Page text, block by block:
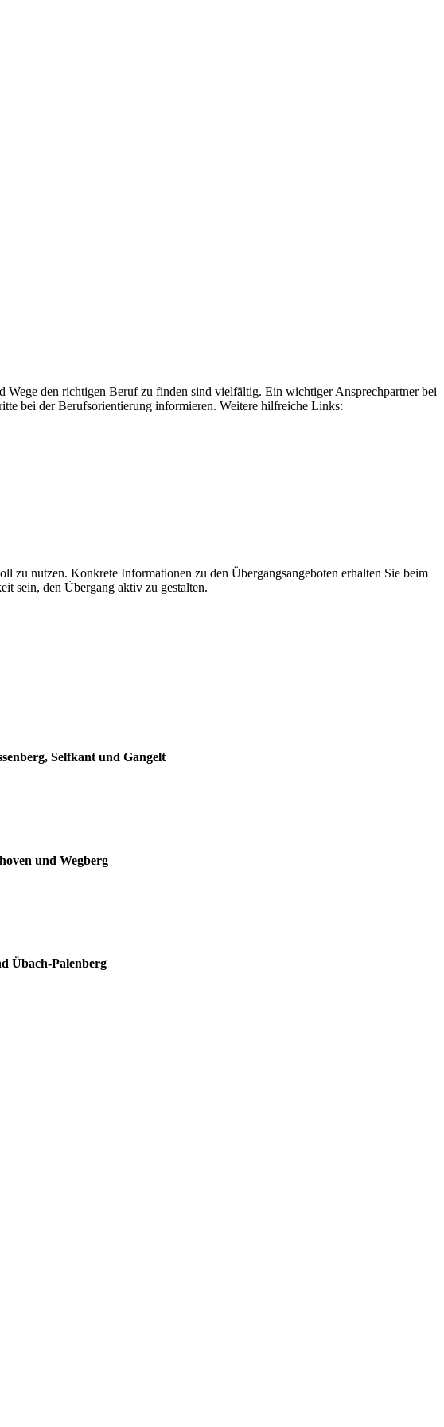
den richtigen Beruf zu finden sind vielfältig. Ein wichtiger Ansprechpartner bei
bei der Berufsorientierung informieren. Weitere hilfreiche Links:
zu nutzen. Konkrete Informationen zu den Übergangsangeboten erhalten Sie beim
sein, den Übergang aktiv zu gestalten.
Selfkant und Gangelt
und Wegberg
Übach-Palenberg